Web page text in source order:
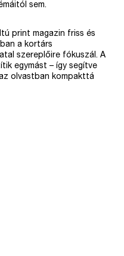
sem.
print magazin friss és
a kortárs
szereplőire fókuszál. A
egymást – így segítve
olvastban kompakttá